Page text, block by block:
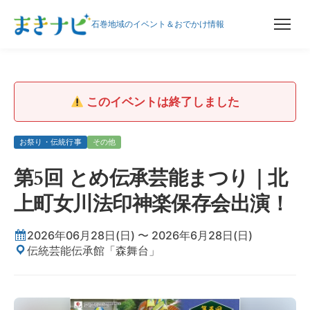
石巻地域のイベント＆おでかけ情報
このイベントは終了しました
お祭り・伝統行事 その他
第5回 とめ伝承芸能まつり｜北
上町女川法印神楽保存会出演！
2026年06月28日(日) 〜 2026年6月28日(日)
伝統芸能伝承館「森舞台」